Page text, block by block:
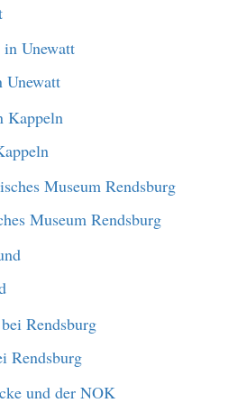
Unewatt
Museum Rendsburg
Rendsburg